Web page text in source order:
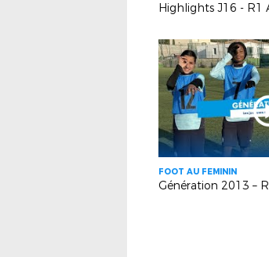
FOOT AU FEMININ